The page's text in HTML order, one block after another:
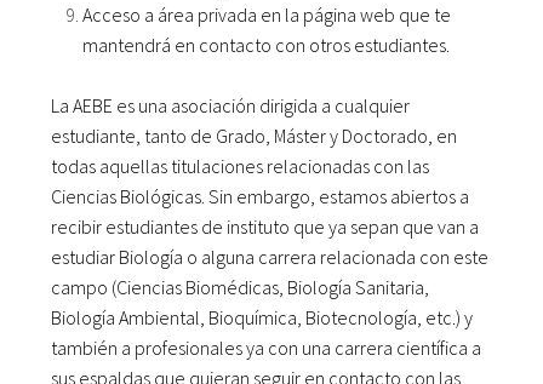
Acceso a área privada en la página web que te
mantendrá en contacto con otros estudiantes.
La AEBE es una asociación dirigida a cualquier
estudiante, tanto de Grado, Máster y Doctorado, en
todas aquellas titulaciones relacionadas con las
Ciencias Biológicas. Sin embargo, estamos abiertos a
recibir estudiantes de instituto que ya sepan que van a
estudiar Biología o alguna carrera relacionada con este
campo (Ciencias Biomédicas, Biología Sanitaria,
Biología Ambiental, Bioquímica, Biotecnología, etc.) y
también a profesionales ya con una carrera científica a
sus espaldas que quieran seguir en contacto con las